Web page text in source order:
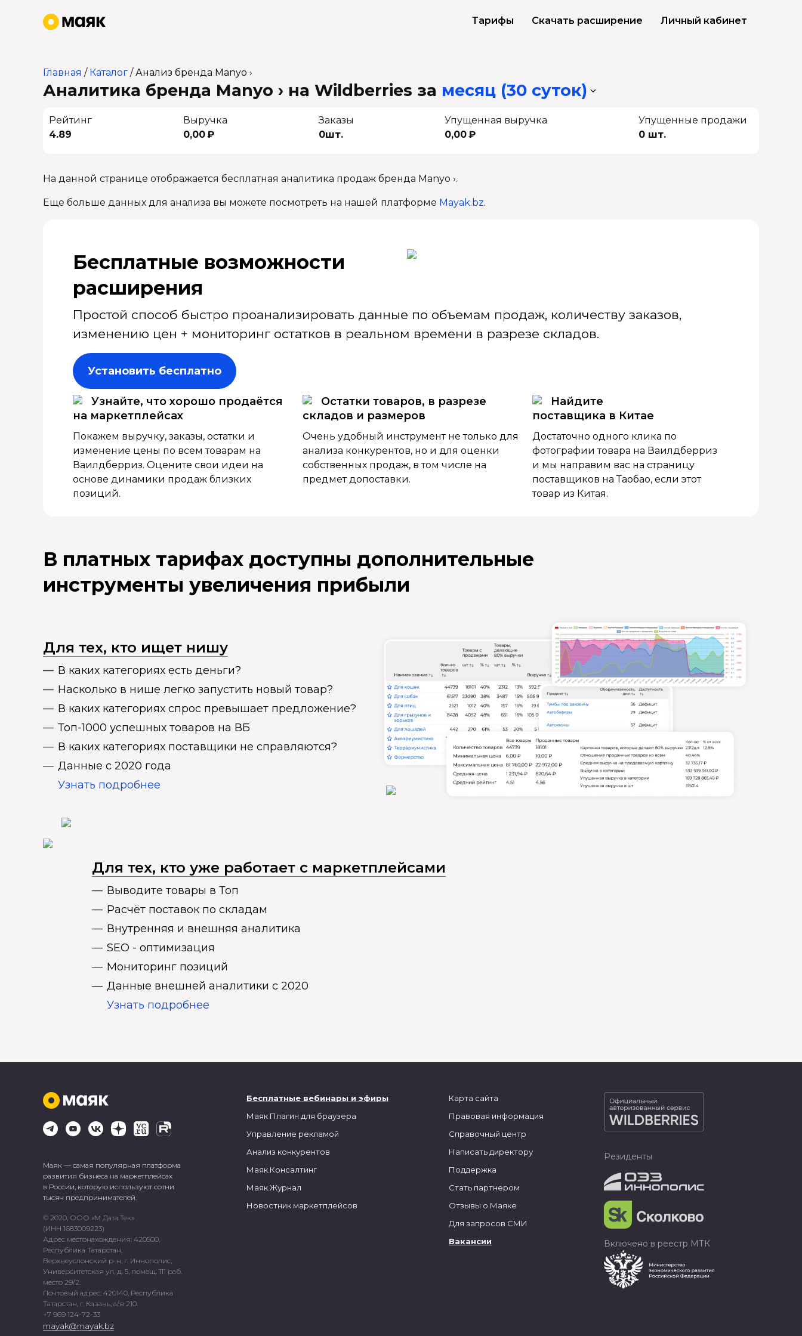
Тарифы Скачать расширение Личный кабинет
Главная / Каталог /Анализ бренда Manyo ›
Аналитика бренда Manyo › на Wildberries за месяц (30 суток)
Рейтинг
4.89
Выручка
0,00 ₽
Заказы
0шт.
Упущенная выручка
0,00 ₽
Упущенные продажи
0 шт.
На данной странице отображается бесплатная аналитика продаж бренда Manyo ›.
Еще больше данных для анализа вы можете посмотреть на нашей платформе Mayak.bz.
Бесплатные возмож­ности
расширения
Простой способ быстро проанализировать данные по объемам продаж, количеству заказов,
изменению цен + мониторинг остатков в реальном времени в разрезе складов.
Установить бесплатно
Узнайте, что хорошо продаётся
на маркетплейсах
Покажем выручку, заказы, остатки и
изменение цены по всем товарам на
Ваилдберриз. Оцените свои идеи на
основе динамики продаж близких
позиций.
Остатки товаров, в разрезе
складов и размеров
Очень удобный инструмент не только для
анализа конкурентов, но и для оценки
собственных продаж, в том числе на
предмет допоставки.
Найдите
поставщика в Китае
Достаточно одного клика по
фотографии товара на Ваилдберриз
и мы направим вас на страницу
поставщиков на Таобао, если этот
товар из Китая.
В платных тарифах доступны дополнительные
инструменты увеличения прибыли
Для тех, кто ищет нишу
В каких категориях есть деньги?
Насколько в нише легко запустить новый товар?
В каких категориях спрос превышает предложение?
Топ-1000 успешных товаров на ВБ
В каких категориях поставщики не справляются?
Данные с 2020 года
Узнать подробнее
Для тех, кто уже работает с маркетплейсами
Выводите товары в Топ
Расчёт поставок по складам
Внутренняя и внешняя аналитика
SEO - оптимизация
Мониторинг позиций
Данные внешней аналитики с 2020
Узнать подробнее
Маяк — самая популярная платформа
развития бизнеса на маркетплейсах
в России, которую используют сотни
тысяч предпринимателей.
© 2020, ООО «М Дата Тек»
(ИНН 1683009223)
Адрес местонахождения: 420500,
Республика Татарстан,
Верхнеуслонский р-н, г. Иннополис,
Университетская ул, д. 5, помещ. 111 раб.
место 29/2.
Почтовый адрес: 420140, Республика
Татарстан, г. Казань, а/я 210.
+7 969 124-72-33
mayak@mayak.bz
Бесплатные вебинары и эфиры
Маяк Плагин для браузера
Управление рекламой
Анализ конкурентов
Маяк.Консалтинг
Маяк.Журнал
Новостник маркетплейсов
Карта сайта
Правовая информация
Справочный центр
Написать директору
Поддержка
Стать партнером
Отзывы о Маяке
Для запросов СМИ
Вакансии
Резиденты
Включено в реестр МТК